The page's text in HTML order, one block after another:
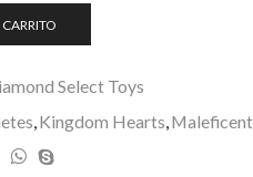
Select Toys
,Kingdom Hearts,Maleficent